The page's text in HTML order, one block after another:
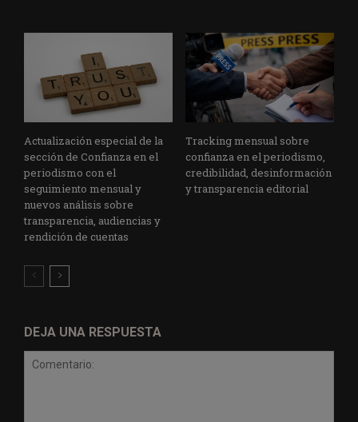
Actualización especial de la
sección de Confianza en el
periodismo con el
seguimiento mensual y
nuevos análisis sobre
transparencia, audiencias y
rendición de cuentas
Tracking mensual sobre
confianza en el periodismo,
credibilidad, desinformación
y transparencia editorial
DEJA UNA RESPUESTA